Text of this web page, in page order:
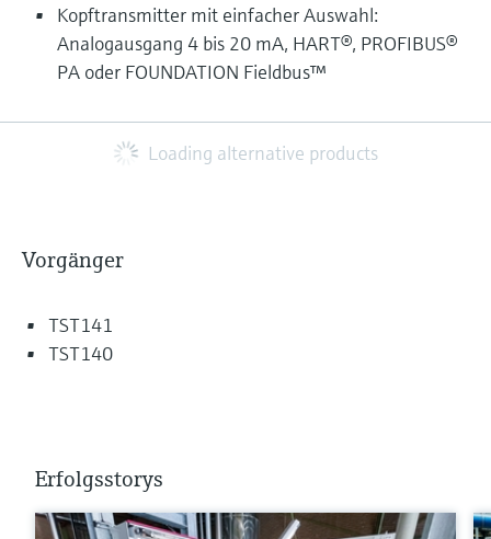
Kopftransmitter mit einfacher Auswahl:
Analogausgang 4 bis 20 mA, HART®, PROFIBUS®
PA oder FOUNDATION Fieldbus™
Loading alternative products
Vorgänger
TST141
TST140
Erfolgsstorys